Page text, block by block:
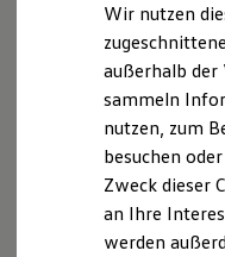
Elektroautos
ID.
Reichweite
Laden
Laden
Laden
Probefahrt
Wir nutzen
außerhalb der
sammeln
nutzen, zum
besuchen
Zweck dieser
an Ihre
werden